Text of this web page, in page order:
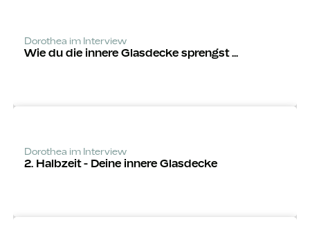
Dorothea im Interview
Wie du die innere Glasdecke sprengst ...
Dorothea im Interview
2. Halbzeit - Deine innere Glasdecke